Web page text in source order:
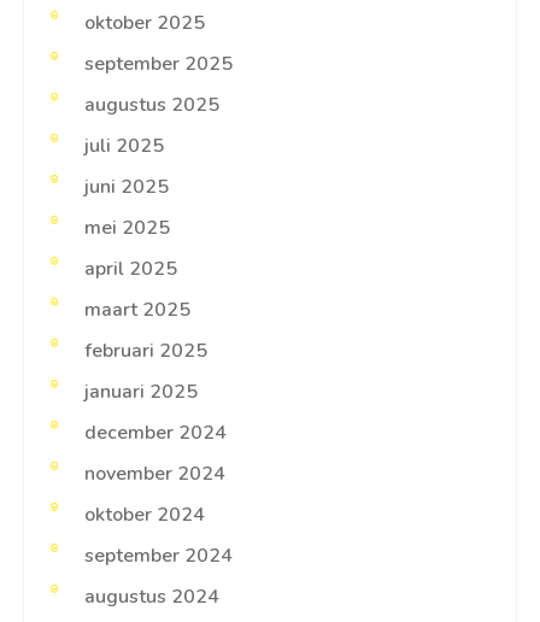
oktober 2025
september 2025
augustus 2025
juli 2025
juni 2025
mei 2025
april 2025
maart 2025
februari 2025
januari 2025
december 2024
november 2024
oktober 2024
september 2024
augustus 2024